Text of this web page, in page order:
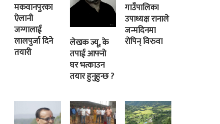
मकवानपुरका
ऐलानी
जग्गालाई
लालपुर्जा दिने
तयारी
लेखक ज्यू, के
तपाई आफ्नो
घर भत्काउन
तयार हुनुहुन्छ ?
गाउँपालिका
उपाध्यक्ष रानाले
जन्मदिनमा
रोपिन् विरुवा